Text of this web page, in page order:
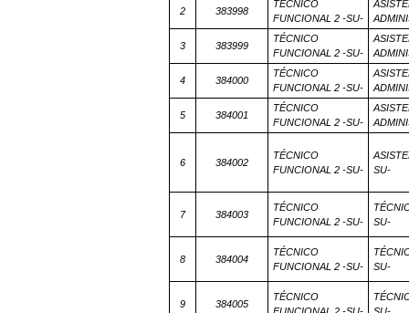
2 383998
TÉCNICO
FUNCIONAL 2 -SU-
3 383999
TÉCNICO
FUNCIONAL 2 -SU-
4 384000
TÉCNICO
FUNCIONAL 2 -SU-
5 384001
TÉCNICO
FUNCIONAL 2 -SU-
6 384002
TÉCNICO
FUNCIONAL 2 -SU-
SU-
7 384003
TÉCNICO
FUNCIONAL 2 -SU-
SU-
8 384004
TÉCNICO
FUNCIONAL 2 -SU-
SU-
9 384005
TÉCNICO